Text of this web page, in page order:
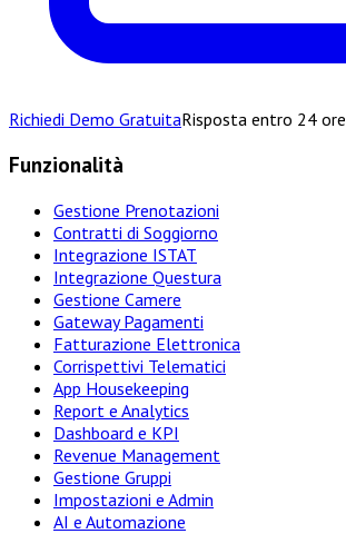
Richiedi Demo GratuitaRisposta entro 24 ore
Funzionalità
Gestione Prenotazioni
Contratti di Soggiorno
Integrazione ISTAT
Integrazione Questura
Gestione Camere
Gateway Pagamenti
Fatturazione Elettronica
Corrispettivi Telematici
App Housekeeping
Report e Analytics
Dashboard e KPI
Revenue Management
Gestione Gruppi
Impostazioni e Admin
AI e Automazione